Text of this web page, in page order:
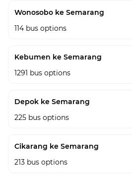
Wonosobo ke Semarang
114 bus options
Kebumen ke Semarang
1291 bus options
Depok ke Semarang
225 bus options
Cikarang ke Semarang
213 bus options